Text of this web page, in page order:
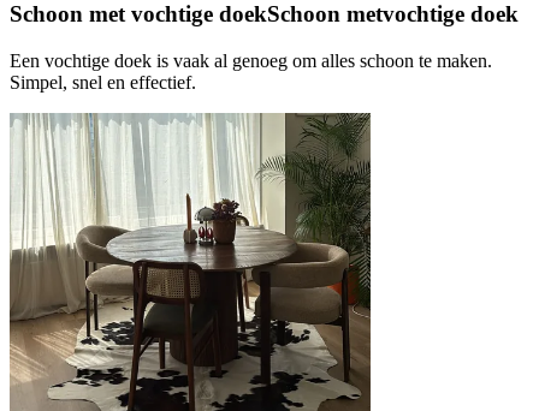
Schoon met vochtige doekSchoon metvochtige doek
Een vochtige doek is vaak al genoeg om alles schoon te maken.
Simpel, snel en effectief.